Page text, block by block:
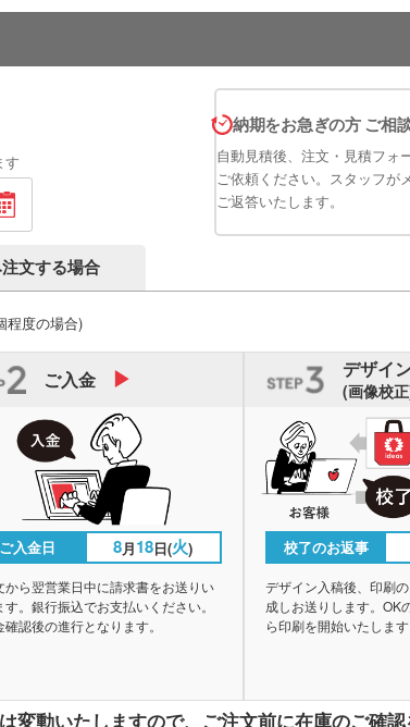
す
納期をお急ぎの方 ご相
自動見積後、注文・見積フォ
ご依頼ください。スタッフが
ご返答いたします。
文する場合
程度の場合)
ご入金
ご入金日 8月18日(火)
から翌営業日中に請求書をお送りい
す。銀行振込でお支払いください。
確認後の進行となります。
デザイ
(画像校
校了のお返事
デザイン入稿後、印刷
成しお送りします。OK
ら印刷を開始いたします
変動いたしますので、 ご注文前に在庫のご確認